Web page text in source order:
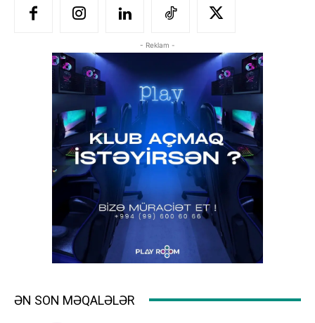
- Reklam -
ƏN SON MƏQALƏLƏR